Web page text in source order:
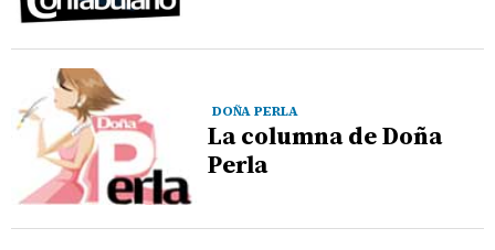
DOÑA PERLA
La columna de Doña
Perla